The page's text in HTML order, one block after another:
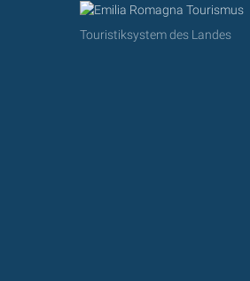
Touristiksystem des Landes